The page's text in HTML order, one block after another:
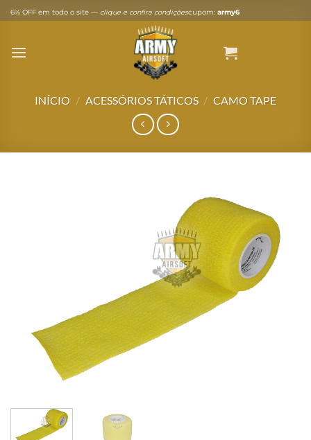
Skip
to
6% OFF em todo o site — clique e confira condiçõescupom: army6
INÍCIO / ACESSÓRIOS TÁTICOS / CAMO TAPE